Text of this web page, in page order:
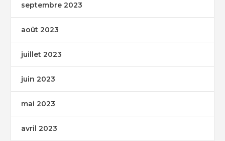
septembre 2023
août 2023
juillet 2023
juin 2023
mai 2023
avril 2023